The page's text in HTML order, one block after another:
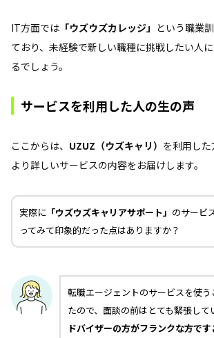
IT方面では 「ウズウズカレッジ」 という職業
ており、未経験で新しい職種に挑戦したい人
るでしょう。
サービスを利用した人の生の声
ここからは、 UZUZ（ウズキャリ） を利用した
より詳しいサービスの内容をお届けします。
実際に 「ウズウズキャリアサポート」 のサービ
ってみて印象的だった点はありますか？
転職エージェントのサービスを使
たので、面談の前はとても緊張して
ドバイザーの方がフランクな方で